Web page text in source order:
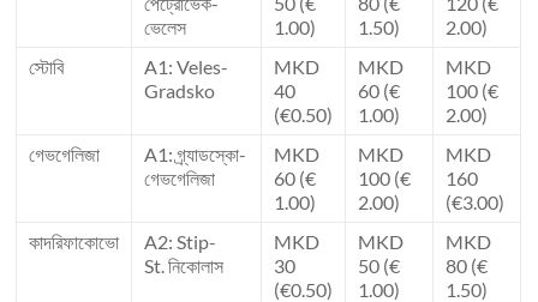
ভেলেস
1.00)
1.50)
2.00)
স্টোবি
A1: Veles-
Gradsko
MKD
40
(€0.50)
MKD
60 (€
1.00)
MKD
100 (€
2.00)
গেভগেলিজা
A1: গ্র্যাডস্কো-
গেভগেলিজা
MKD
60 (€
1.00)
MKD
100 (€
2.00)
MKD
160
(€3.00)
কাদরিফাকোভো
A2: Stip-
St. নিকোলাস
MKD
30
(€0.50)
MKD
50 (€
1.00)
MKD
80 (€
1.50)